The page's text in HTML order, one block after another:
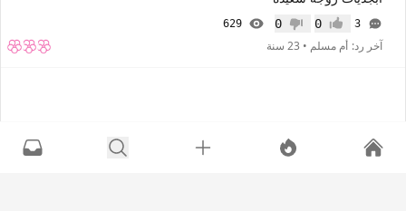
3 إعجاب0 عدم إعجاب
0
629
آخر رد: أم مسلم • 23 سنة